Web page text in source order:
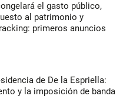
el gasto público,
al patrimonio y
primeros anuncios
de De la Espriella:
y la imposición de banda